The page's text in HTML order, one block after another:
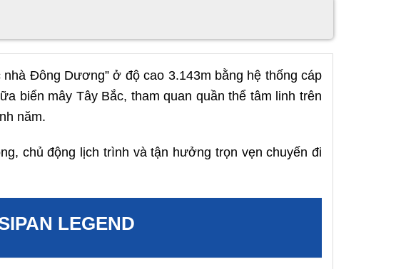
Đông Dương” ở độ cao 3.143m bằng hệ thống cáp
biển mây Tây Bắc, tham quan quần thể tâm linh trên
năm.
chủ động lịch trình và tận hưởng trọn vẹn chuyến đi
LEGEND